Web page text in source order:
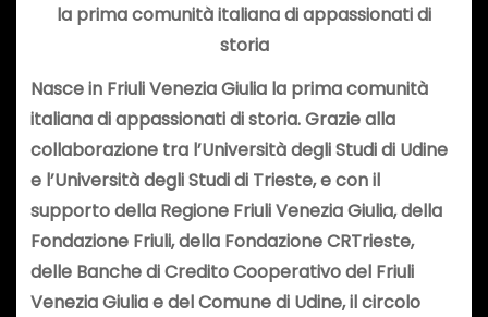
la prima comunità italiana di appassionati di
storia
Nasce in Friuli Venezia Giulia la prima comunità
italiana di appassionati di storia. Grazie alla
collaborazione tra l’Università degli Studi di Udine
e l’Università degli Studi di Trieste, e con il
supporto della Regione Friuli Venezia Giulia, della
Fondazione Friuli, della Fondazione CRTrieste,
delle Banche di Credito Cooperativo del Friuli
Venezia Giulia e del Comune di Udine, il circolo